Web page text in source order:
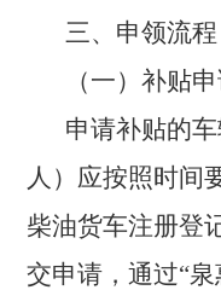
三、申领流程
（一）补贴
申请补贴的
人）应按照时间
柴油货车注册登
交申请，通过“